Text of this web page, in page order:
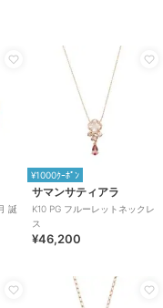
誕
¥1000ｸｰﾎﾟﾝ
サマンサティアラ
K10 PG フルーレットネックレ
ス
¥46,200